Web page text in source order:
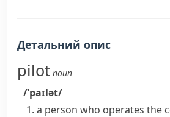
Детальний опис
pilot noun
/ˈpaɪlət/
a person who operates the